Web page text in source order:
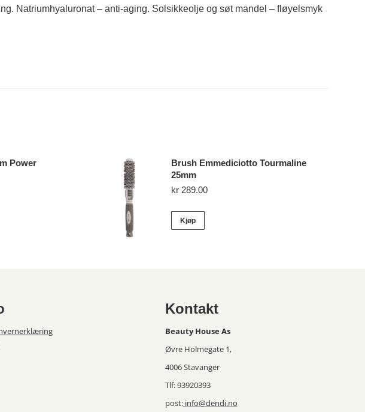
Natriumhyaluronat – anti-aging. Solsikkeolje og søt mandel – fløyelsmyk
Power
Brush Emmediciotto Tourmaline
25mm
kr 289.00
Kjøp
Kontakt
Beauty House As
Øvre Holmegate 1,
4006 Stavanger
Tlf: 93920393
post:info@dendi.no